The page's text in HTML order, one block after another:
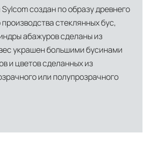
собственной
позволяет сократить сроки
полный контроль над
продукции.
распределительных
создан по образу древнего
стеклянных бус,
абажуров сделаны из
украшен большими бусинами
и цветов сделанных из
или полупрозрачного